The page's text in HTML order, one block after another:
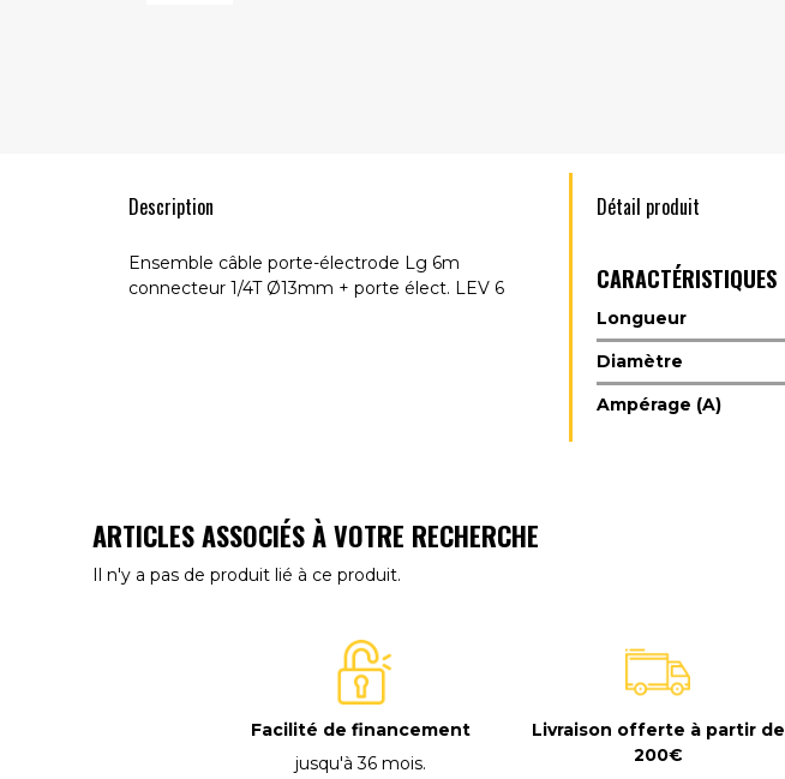
Description
Ensemble câble porte-électrode Lg 6m
connecteur 1/4T Ø13mm + porte élect. LEV 6
Détail produit
CARACTÉRISTIQUES
Longueur
Diamètre
Ampérage (A)
ARTICLES ASSOCIÉS À VOTRE RECHERCHE
Il n'y a pas de produit lié à ce produit.
Facilité de financement
jusqu'à 36 mois.
Livraison offerte à partir de
200€